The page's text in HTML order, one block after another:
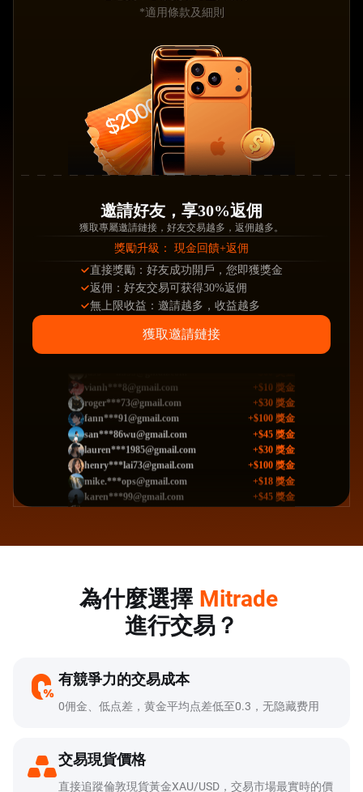
*適用條款及細則
邀請好友，享30%返佣
獲取專屬邀請鏈接，好友交易越多，返佣越多。
獎勵升級： 現金回饋+返佣
直接獎勵：好友成功開戶，您即獲獎金
返佣：好友交易可获得30%返佣
無上限收益：邀請越多，收益越多
獲取邀請鏈接
karen***99@gmail.com
vianh***8@gmail.com
$10 獎金
roger***73@gmail.com
+ $30 獎金
fann***91@gmail.com
+ $100 獎金
san***86wu@gmail.com
$45 獎金
lauren***1985@gmail.com
+ $30 獎金
henry***lai73@gmail.com
+ $100 獎金
mike.***ops@gmail.com $18 獎金
karen***99@gmail.com + $45 獎金
chri***629@gmail.com
+$120 獎金
san***86wu@gmail.com
lauren***1985@gmail.com
+$30 獎金
henry***lai73@gmail.com
為什麼選擇 Mitrade
進行交易？
有競爭力的交易成本
0佣金、低点差，黄金平均点差低至0.3，无隐藏费用
交易現貨價格
直接追蹤倫敦現貨黃金XAU/USD，交易市場最實時的價